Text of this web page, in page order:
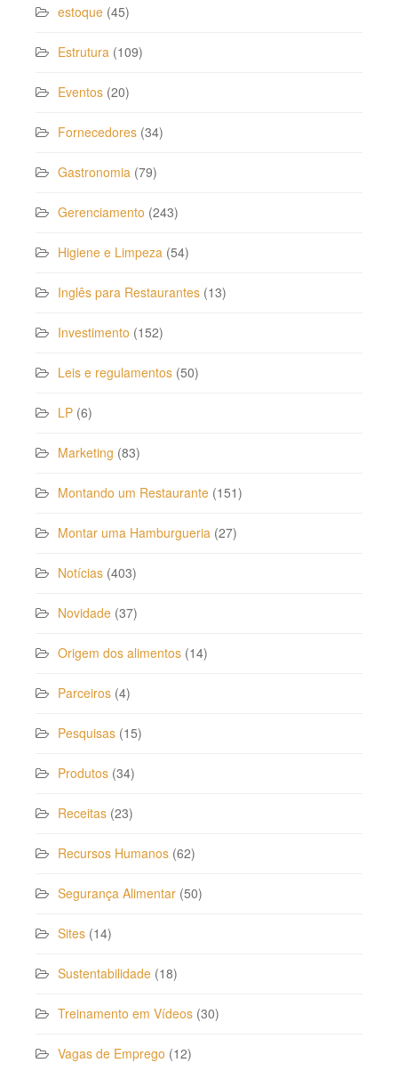
estoque (45)
Estrutura (109)
Eventos (20)
Fornecedores (34)
Gastronomia (79)
Gerenciamento (243)
Higiene e Limpeza (54)
Inglês para Restaurantes (13)
Investimento (152)
Leis e regulamentos (50)
LP (6)
Marketing (83)
Montando um Restaurante (151)
Montar uma Hamburgueria (27)
Notícias (403)
Novidade (37)
Origem dos alimentos (14)
Parceiros (4)
Pesquisas (15)
Produtos (34)
Receitas (23)
Recursos Humanos (62)
Segurança Alimentar (50)
Sites (14)
Sustentabilidade (18)
Treinamento em Vídeos (30)
Vagas de Emprego (12)